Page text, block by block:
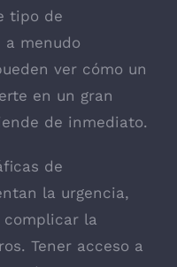
tipo de
a menudo
ver cómo un
en un gran
de inmediato.
de
la urgencia,
complicar la
Tener acceso a